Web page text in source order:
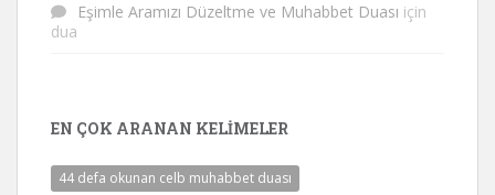
Eşimle Aramızı Düzeltme ve Muhabbet Duası için
dua
EN ÇOK ARANAN KELIMELER
44 defa okunan celb muhabbet duası